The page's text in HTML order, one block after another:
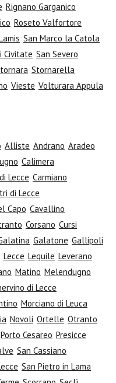
Rignano Garganico
Roseto Valfortore
San Marco la Catola
Civitate San Severo
Stornarella
Vieste Volturara Appula
Alliste Andrano Aradeo
Calimera
Lecce Carmiano
di Lecce
Capo Cavallino
Corsano Cursi
Galatone Gallipoli
Lecce Lequile Leverano
Matino Melendugno
di Lecce
Morciano di Leuca
Novoli Ortelle Otranto
Porto Cesareo Presicce
San Cassiano
San Pietro in Lama